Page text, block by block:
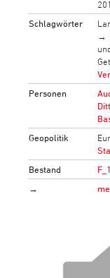
Schlagwörter
Personen
Geopolitik
Bestand
→